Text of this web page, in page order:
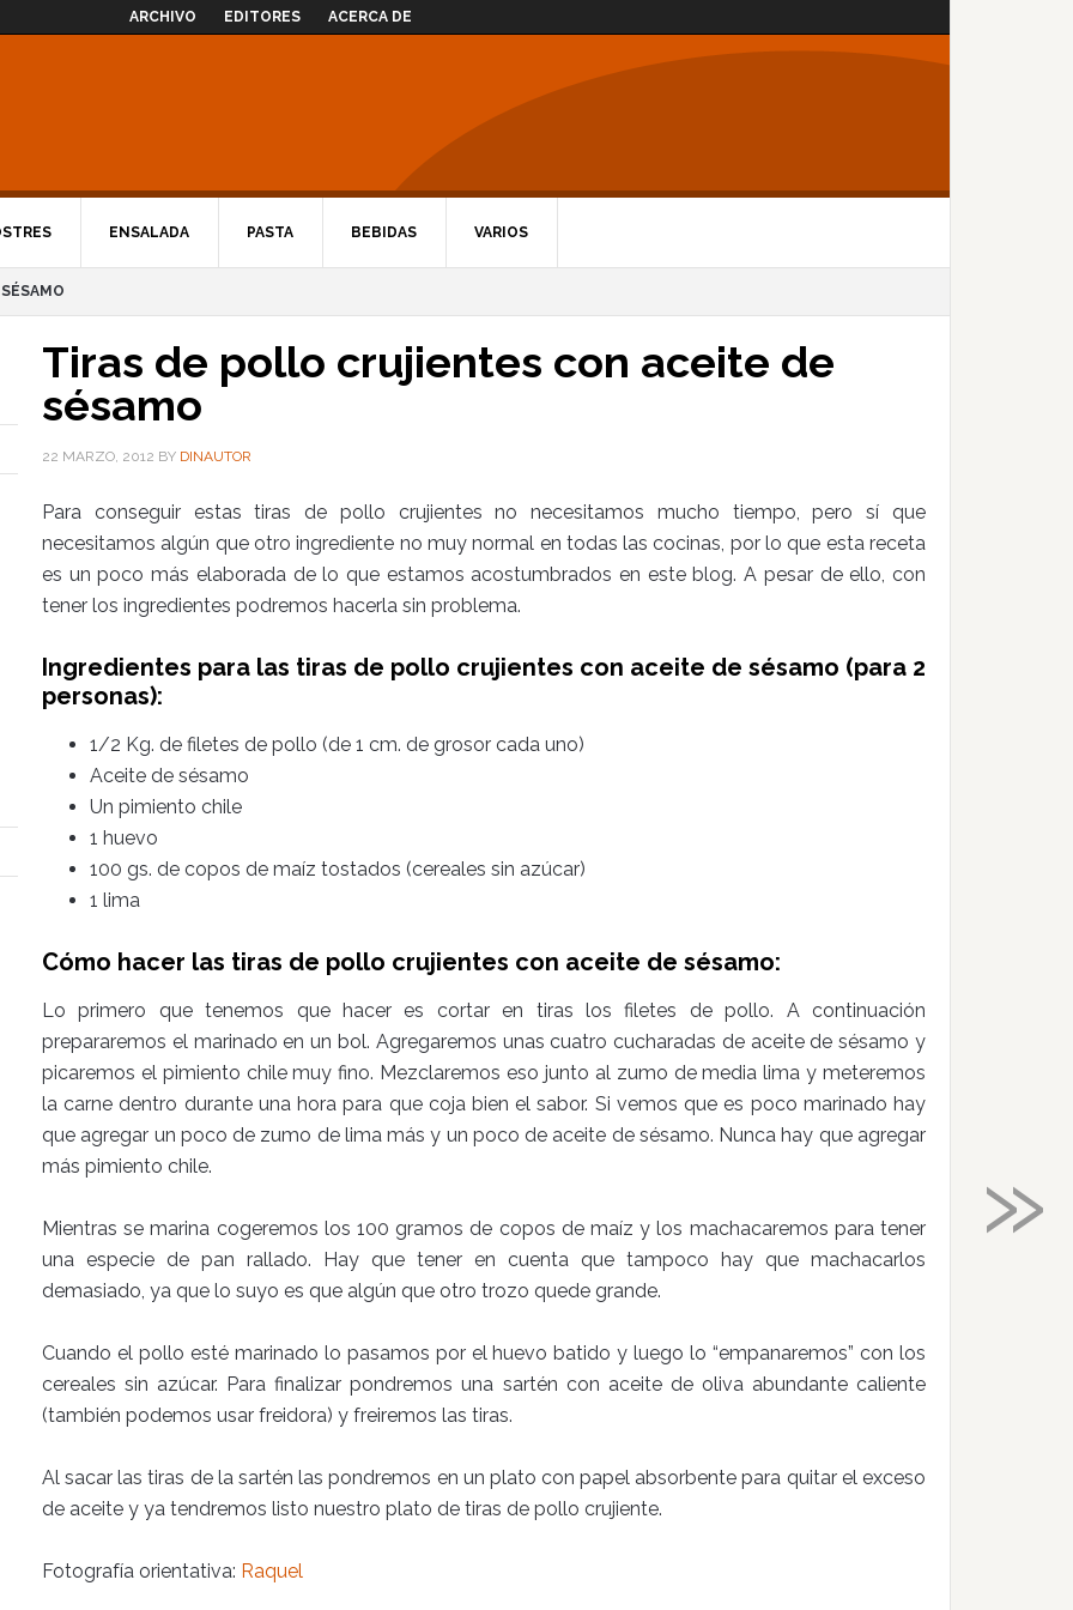
ARCHIVO EDITORES ACERCA DE
ENSALADA PASTA BEBIDAS VARIOS
Tiras de pollo crujientes con aceite de
sésamo
22 MARZO, 2012 BY DINAUTOR
Para conseguir estas tiras de pollo crujientes no necesitamos mucho tiempo, pero sí que
necesitamos algún que otro ingrediente no muy normal en todas las cocinas, por lo que esta receta
es un poco más elaborada de lo que estamos acostumbrados en este blog. A pesar de ello, con
tener los ingredientes podremos hacerla sin problema.
Ingredientes para las tiras de pollo crujientes con aceite de sésamo (para 2
personas):
1/2 Kg. de filetes de pollo (de 1 cm. de grosor cada uno)
Aceite de sésamo
Un pimiento chile
1 huevo
100 gs. de copos de maíz tostados (cereales sin azúcar)
1 lima
Cómo hacer las tiras de pollo crujientes con aceite de sésamo:
Lo primero que tenemos que hacer es cortar en tiras los filetes de pollo. A continuación
prepararemos el marinado en un bol. Agregaremos unas cuatro cucharadas de aceite de sésamo y
picaremos el pimiento chile muy fino. Mezclaremos eso junto al zumo de media lima y meteremos
la carne dentro durante una hora para que coja bien el sabor. Si vemos que es poco marinado hay
que agregar un poco de zumo de lima más y un poco de aceite de sésamo. Nunca hay que agregar
más pimiento chile.
Mientras se marina cogeremos los 100 gramos de copos de maíz y los machacaremos para tener
una especie de pan rallado. Hay que tener en cuenta que tampoco hay que machacarlos
demasiado, ya que lo suyo es que algún que otro trozo quede grande.
Cuando el pollo esté marinado lo pasamos por el huevo batido y luego lo “empanaremos” con los
cereales sin azúcar. Para finalizar pondremos una sartén con aceite de oliva abundante caliente
(también podemos usar freidora) y freiremos las tiras.
Al sacar las tiras de la sartén las pondremos en un plato con papel absorbente para quitar el exceso
de aceite y ya tendremos listo nuestro plato de tiras de pollo crujiente.
Fotografía orientativa: Raquel
»